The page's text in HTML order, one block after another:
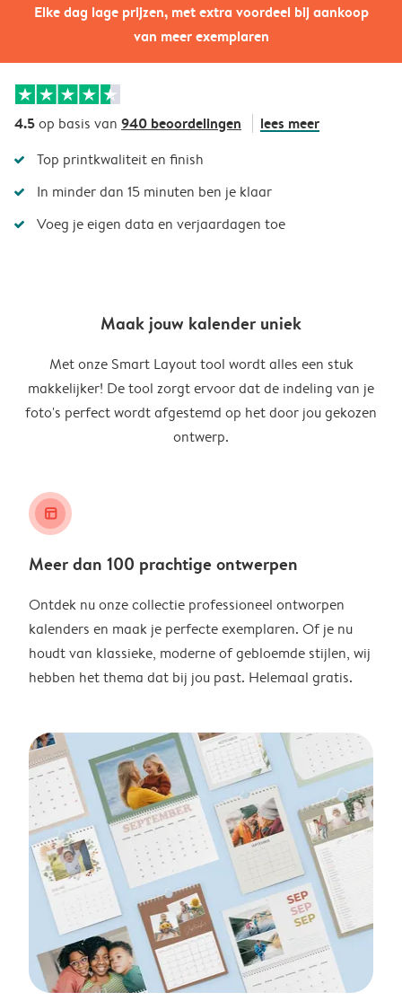
Elke dag lage prijzen, met extra voordeel bij aankoop
van meer exemplaren
4.5op basis van 940 beoordelingen lees meer
Top printkwaliteit en finish
In minder dan 15 minuten ben je klaar
Voeg je eigen data en verjaardagen toe
Maak jouw kalender uniek
Met onze Smart Layout tool wordt alles een stuk
makkelijker! De tool zorgt ervoor dat de indeling van je
foto's perfect wordt afgestemd op het door jou gekozen
ontwerp.
layout_alt
Meer dan 100 prachtige ontwerpen
Ontdek nu onze collectie professioneel ontworpen
kalenders en maak je perfecte exemplaren. Of je nu
houdt van klassieke, moderne of gebloemde stijlen, wij
hebben het thema dat bij jou past. Helemaal gratis.